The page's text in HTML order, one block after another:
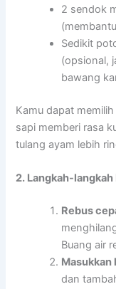
2 sendok
Sedikit
(opsional,
bawang
Kamu dapat
sapi memberi rasa
tulang ayam lebih
2. Langkah-
Rebus
Buang air
Masukkan
dan